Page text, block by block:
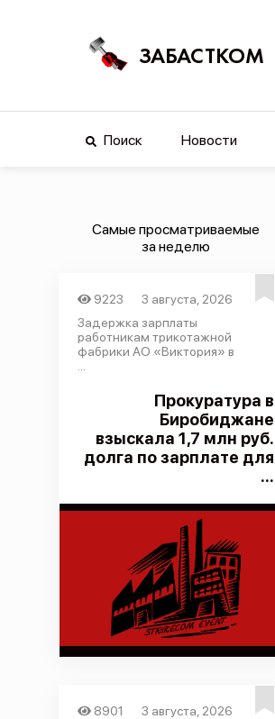
ЗАБАСТКОМ
Поиск Новости
Самые просматриваемые
за неделю
9223
3 августа, 2026
Задержка зарплаты
работникам трикотажной
фабрики АО «Виктория» в
Прокуратура в
Биробиджане
взыскала 1,7 млн руб.
долга по зарплате для
...
8901
3 августа, 2026